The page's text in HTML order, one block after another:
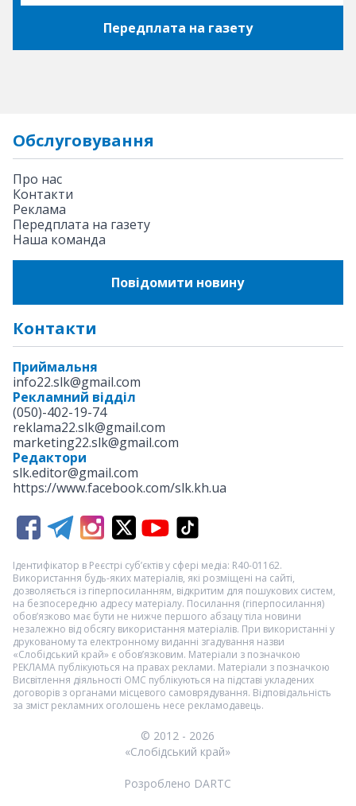
Передплата на газету
Обслуговування
Про нас
Контакти
Реклама
Передплата на газету
Наша команда
Повідомити новину
Контакти
Приймальня
info22.slk@gmail.com
Рекламний відділ
(050)-402-19-74
reklama22.slk@gmail.com
marketing22.slk@gmail.com
Редактори
slk.editor@gmail.com
https://www.facebook.com/slk.kh.ua
Ідентифікатор в Реєстрі суб’єктів у сфері медіа: R40-01162.
Використання будь-яких матеріалів, які розміщені на сайті,
дозволяється із гіперпосиланням, відкритим для пошукових систем,
на безпосередню адресу матеріалу. Посилання (гіперпосилання)
обов’язково має бути не нижче першого абзацу тіла новини
незалежно від обсягу використання матеріалів. При використанні у
друкованому та електронному виданні згадування назви
«Слобідський край» є обов’язковим. Матеріали з позначкою
РЕКЛАМА публікуються на правах реклами. Матеріали з позначкою
Висвітлення діяльності ОМС публікуються на підставі укладених
договорів з органами місцевого самоврядування. Відповідальність
за зміст рекламних оголошень несе рекламодавець.
© 2012 - 2026
«Слобідський край»
Розроблено DARTC